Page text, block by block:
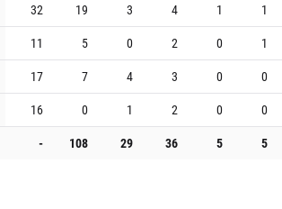
32 19 3 4 1
1
11 5 0 2 0
1
17 7 4 3 0
0
16 0 1 2 0
0
- 108 29 36 5 5